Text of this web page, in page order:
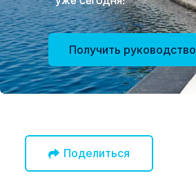
Получить руководство
Поделиться